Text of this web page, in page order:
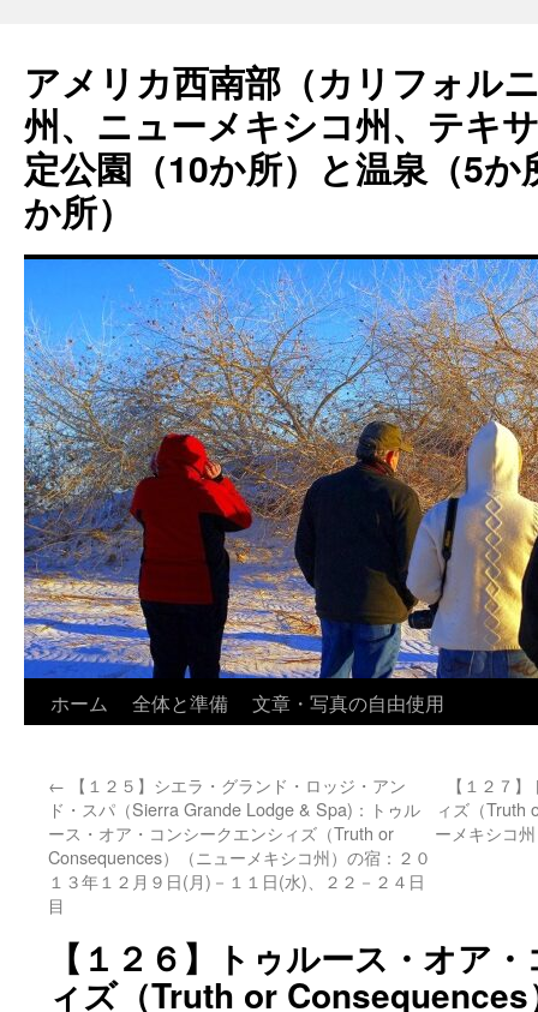
テ
ン
ツ
へ
ス
キ
ッ
プ
アメリカ西南部（カリフォル
州、ニューメキシコ州、テキ
定公園（10か所）と温泉（5
か所）
ホーム 全体と準備 文章・写真の自由使用
← 【１２５】シエラ・グランド・ロッジ・アン
ド・スパ（Sierra Grande Lodge & Spa)：トゥル
ース・オア・コンシークエンシィズ（Truth or
Consequences）（ニューメキシコ州）の宿：２０
１３年１２月９日(月)－１１日(水)、２２－２４日
目
【１２７
ィズ（Truth
ーメキシコ
【１２６】トゥルース・オア
ィズ（Truth or Consequences